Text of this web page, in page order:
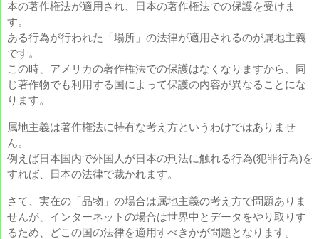
本の著作権法が適用され、日本の著作権法での保護を受けま
す。
ある行為が行われた「場所」の法律が適用されるのが属地主義
です。
この時、アメリカの著作権法での保護はなくなりますから、同
じ著作物でも利用する国によって保護の内容が異なることにな
ります。
属地主義は著作権法に特有な考え方というわけではありませ
ん。
例えば日本国内で外国人が日本の刑法に触れる行為(犯罪行為)を
すれば、日本の法律で裁かれます。
さて、実在の「品物」の場合は属地主義の考え方で問題ありま
せんが、インターネットの場合は世界中とデータをやり取りす
るため、どこの国の法律を適用すべきかが問題となります。